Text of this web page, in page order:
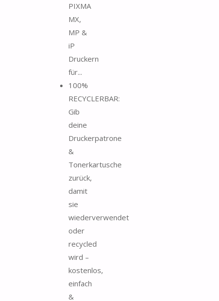
PIXMA
MX,
MP &
iP
Druckern
für...
100%
RECYCLERBAR:
Gib
deine
Druckerpatrone
&
Tonerkartusche
zurück,
damit
sie
wiederverwendet
oder
recycled
wird –
kostenlos,
einfach
&